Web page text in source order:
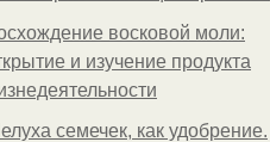
восковой моли:
и изучение продукта
семечек, как удобрение.